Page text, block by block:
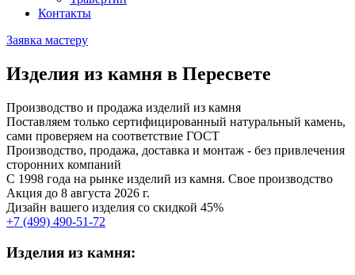
Контакты
Заявка мастеру
Изделия из камня в Пересвете
Производство и продажа изделий из камня
Поставляем только сертифицированный натуральный камень,
сами проверяем на соответствие ГОСТ
Производство, продажа, доставка и монтаж - без привлечения
сторонних компаний
С 1998 года на рынке изделий из камня. Свое производство
Акция до 8 августа 2026 г.
Дизайн вашего изделия со скидкой 45%
+7 (499) 490-51-72
Изделия из камня: